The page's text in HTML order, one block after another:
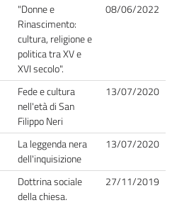
"Donne e
Rinascimento:
cultura, religione e
politica tra XV e
XVI secolo".
08/06/2022
Fede e cultura
nell'età di San
Filippo Neri
13/07/2020
La leggenda nera
dell'inquisizione
13/07/2020
Dottrina sociale
della chiesa.
27/11/2019